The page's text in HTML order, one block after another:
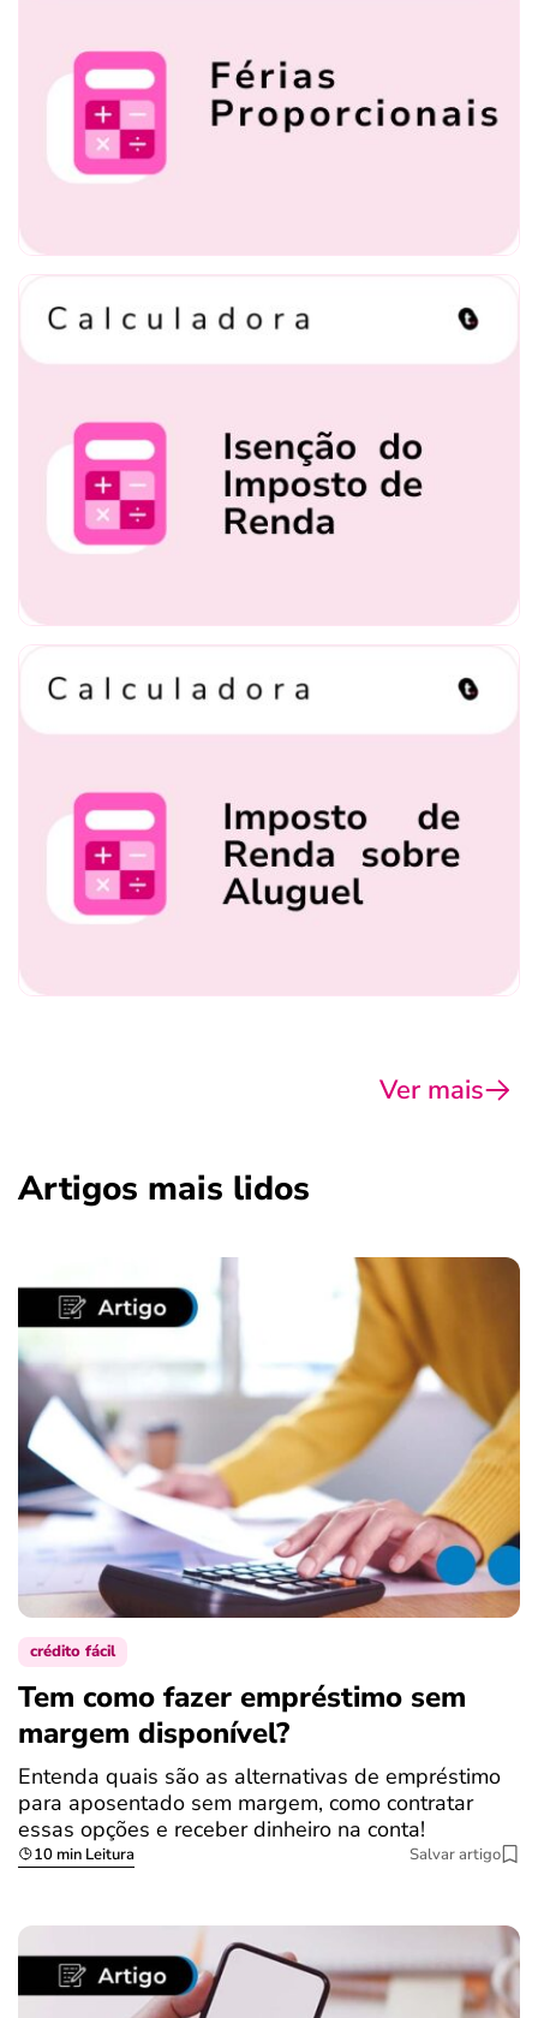
Ver mais
Artigos mais lidos
crédito fácil
Tem como fazer empréstimo sem
margem disponível?
Entenda quais são as alternativas de empréstimo
para aposentado sem margem, como contratar
essas opções e receber dinheiro na conta!
10 min Leitura Salvar artigo